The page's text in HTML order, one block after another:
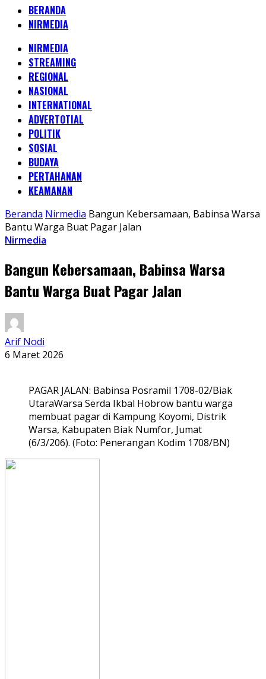
BERANDA
NIRMEDIA
NIRMEDIA
STREAMING
REGIONAL
NASIONAL
INTERNATIONAL
ADVERTOTIAL
POLITIK
SOSIAL
BUDAYA
PERTAHANAN
KEAMANAN
Beranda Nirmedia Bangun Kebersamaan, Babinsa Warsa
Bantu Warga Buat Pagar Jalan
Nirmedia
Bangun Kebersamaan, Babinsa Warsa
Bantu Warga Buat Pagar Jalan
Arif Nodi
6 Maret 2026
PAGAR JALAN: Babinsa Posramil 1708-02/Biak
UtaraWarsa Serda Ikbal Hobrow bantu warga
membuat pagar di Kampung Koyomi, Distrik
Warsa, Kabupaten Biak Numfor, Jumat
(6/3/206). (Foto: Penerangan Kodim 1708/BN)